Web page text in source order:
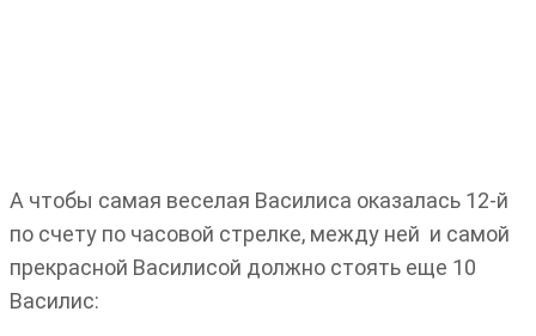
А чтобы самая веселая Василиса оказалась 12-й
по счету по часовой стрелке, между ней и самой
прекрасной Василисой должно стоять еще 10
Василис: